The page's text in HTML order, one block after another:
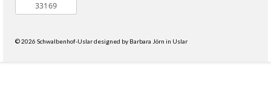
© 2026 Schwalbenhof-Uslar designed by Barbara Jörn in Uslar